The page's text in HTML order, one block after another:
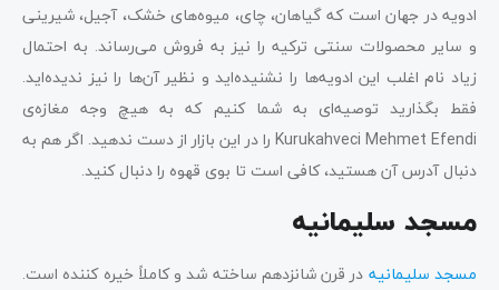
ادویه در جهان است که گیاهان، چای، میوه‌های خشک، آجیل، شیرینی
و سایر محصولات سنتی ترکیه را نیز به فروش می‌رساند. به احتمال
زیاد نام اغلب این ادویه‌ها را نشنیده‌اید و نظیر آن‌ها را نیز ندیده‌اید.
فقط بگذارید توصیه‌ای به شما کنیم که به هیچ وجه مغازه‌ی
Kurukahveci Mehmet Efendi را در این بازار از دست ندهید. اگر هم به
دنبال آدرس آن هستید، کافی است تا بوی قهوه را دنبال کنید.
مسجد سلیمانیه
مسجد سلیمانیه در قرن شانزدهم ساخته شد و کاملاً خیره کننده است.